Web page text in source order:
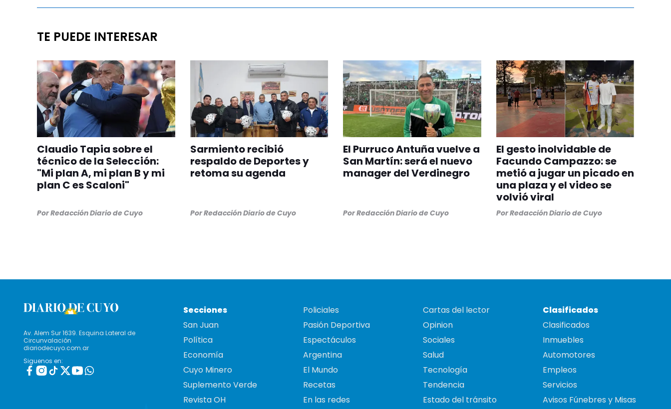
TE PUEDE INTERESAR
Claudio Tapia sobre el
técnico de la Selección:
"Mi plan A, mi plan B y mi
plan C es Scaloni"
PorRedacción Diario de Cuyo
Sarmiento recibió
respaldo de Deportes y
retoma su agenda
PorRedacción Diario de Cuyo
El Purruco Antuña vuelve a
San Martín: será el nuevo
manager del Verdinegro
PorRedacción Diario de Cuyo
El gesto inolvidable de
Facundo Campazzo: se
metió a jugar un picado en
una plaza y el video se
volvió viral
PorRedacción Diario de Cuyo
Av. Alem Sur 1639. Esquina Lateral de
Circunvalación
diariodecuyo.com.ar
Siguenos en:
Secciones
San Juan
Política
Economía
Cuyo Minero
Suplemento Verde
Revista OH
Policiales
Pasión Deportiva
Espectáculos
Argentina
El Mundo
Recetas
En las redes
Cartas del lector
Opinion
Sociales
Salud
Tecnología
Tendencia
Estado del tránsito
Clasificados
Clasificados
Inmuebles
Automotores
Empleos
Servicios
Avisos Fúnebres y Misas